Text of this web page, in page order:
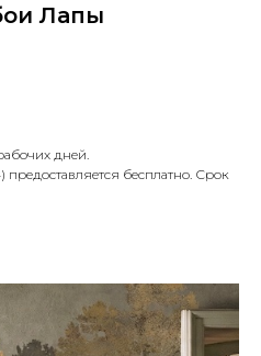
Лапы
дней.
бесплатно. Срок